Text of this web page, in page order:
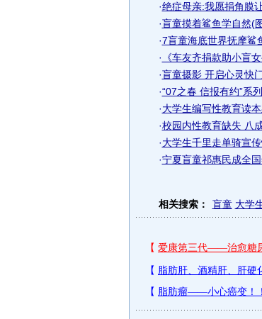
·绝症母亲:我愿捐角膜
·盲童摸着鲨鱼学自然(
·7盲童海底世界抚摩鲨
· 《车友齐捐款助小盲
·盲童摄影 开启心灵快
·“07之春 信报有约”系
·大学生编写性教育读
·校园内性教育缺失 八
·大学生千里走单骑宣
·宁夏盲童祁惠民成全
相关搜索： 盲童 大学